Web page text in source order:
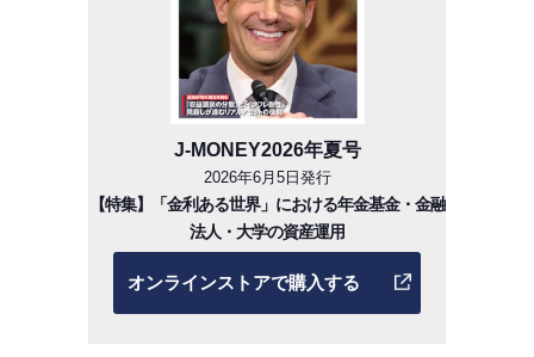
J-MONEY2026年夏号
2026年6月5日発行
【特集】「金利ある世界」における年金基金・金融
法人・大学の資産運用
オンラインストアで購入する